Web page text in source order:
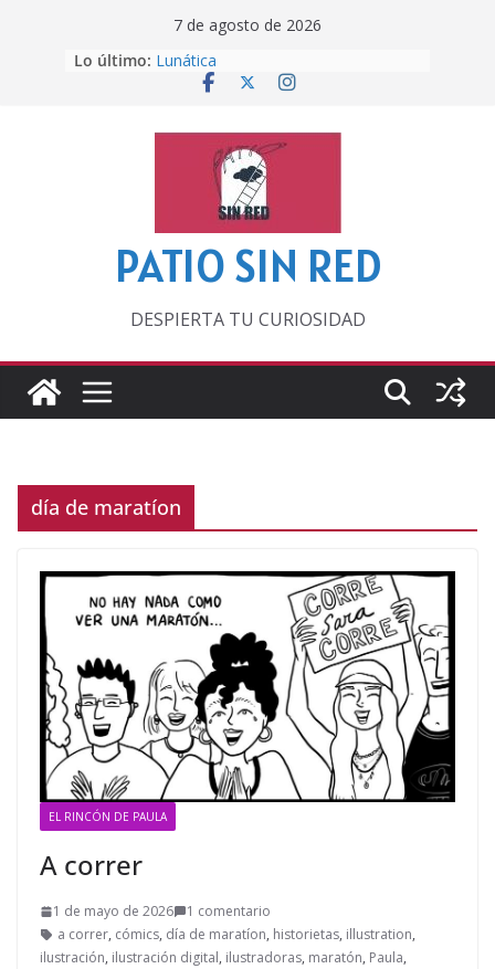
7 de agosto de 2026
Lo último: Lunática
Pero, hasta entonces…
‘La broma infinita’ de recomendar
lecturas veraniegas
Otra del Mundial
PATIO SIN RED
DESPIERTA TU CURIOSIDAD
día de maratíon
EL RINCÓN DE PAULA
A correr
1 de mayo de 2026
1 comentario
a correr, cómics, día de maratíon, historietas, illustration,
ilustración, ilustración digital, ilustradoras, maratón, Paula,